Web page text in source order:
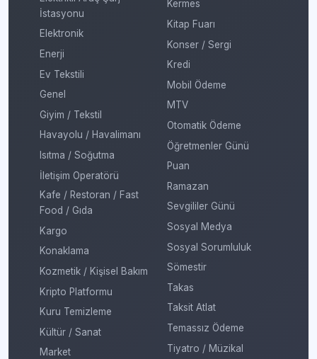
İstasyonu
Elektronik
Enerji
Ev Tekstili
Genel
Giyim / Tekstil
Havayolu / Havalimanı
Isıtma / Soğutma
İletişim Operatörü
Kafe / Restoran / Fast
Food / Gıda
Kargo
Konaklama
Kozmetik / Kişisel Bakım
Kripto Platformu
Kuru Temizleme
Kültür / Sanat
Market
Kermes
Kitap Fuarı
Konser / Sergi
Kredi
Mobil Ödeme
MTV
Otomatik Ödeme
Öğretmenler Günü
Puan
Ramazan
Sevgililer Günü
Sosyal Medya
Sosyal Sorumluluk
Sömestir
Takas
Taksit Atlat
Temassız Ödeme
Tiyatro / Müzikal